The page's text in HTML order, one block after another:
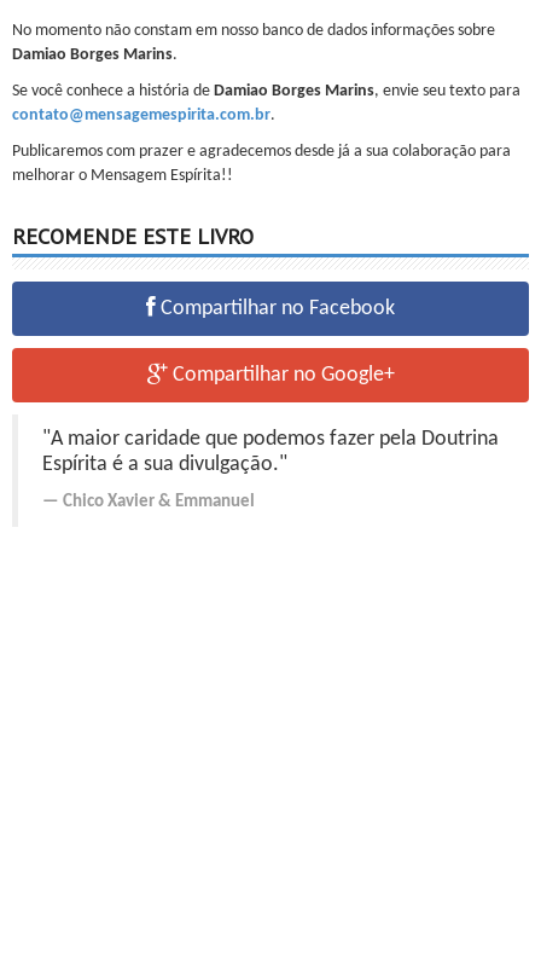
No momento não constam em nosso banco de dados informações sobre
Damiao Borges Marins.
Se você conhece a história de Damiao Borges Marins, envie seu texto para
contato@mensagemespirita.com.br.
Publicaremos com prazer e agradecemos desde já a sua colaboração para
melhorar o Mensagem Espírita!!
RECOMENDE ESTE LIVRO
Compartilhar no Facebook
Compartilhar no Google+
"A maior caridade que podemos fazer pela Doutrina
Espírita é a sua divulgação."
Chico Xavier & Emmanuel